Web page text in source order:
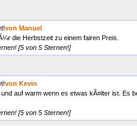
von Manuel
die Herbstzeit zu einem fairen Preis.
[5 von 5 Sternen!]
von Kevin
auf warm wenn es etwas kÃ¤lter ist. Es
[5 von 5 Sternen!]